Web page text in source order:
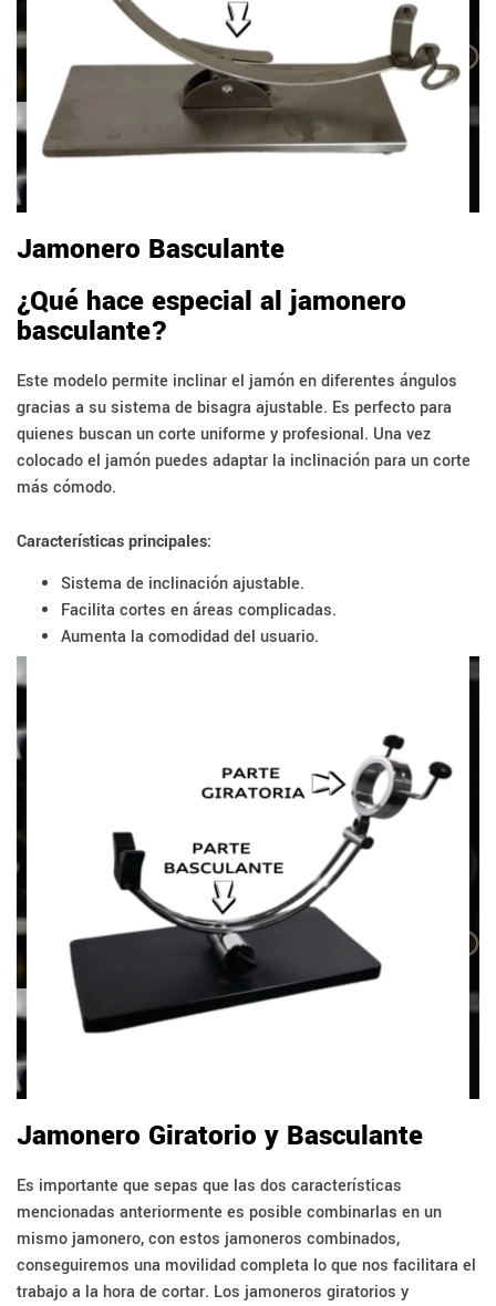
Jamonero Basculante
¿Qué hace especial al jamonero
basculante?
Este modelo permite inclinar el jamón en diferentes ángulos
gracias a su sistema de bisagra ajustable. Es perfecto para
quienes buscan un corte uniforme y profesional. Una vez
colocado el jamón puedes adaptar la inclinación para un corte
más cómodo.
Características principales:
Sistema de inclinación ajustable.
Facilita cortes en áreas complicadas.
Aumenta la comodidad del usuario.
Jamonero Giratorio y Basculante
Es importante que sepas que las dos características
mencionadas anteriormente es posible combinarlas en un
mismo jamonero, con estos jamoneros combinados,
conseguiremos una movilidad completa lo que nos facilitara el
trabajo a la hora de cortar. Los jamoneros giratorios y